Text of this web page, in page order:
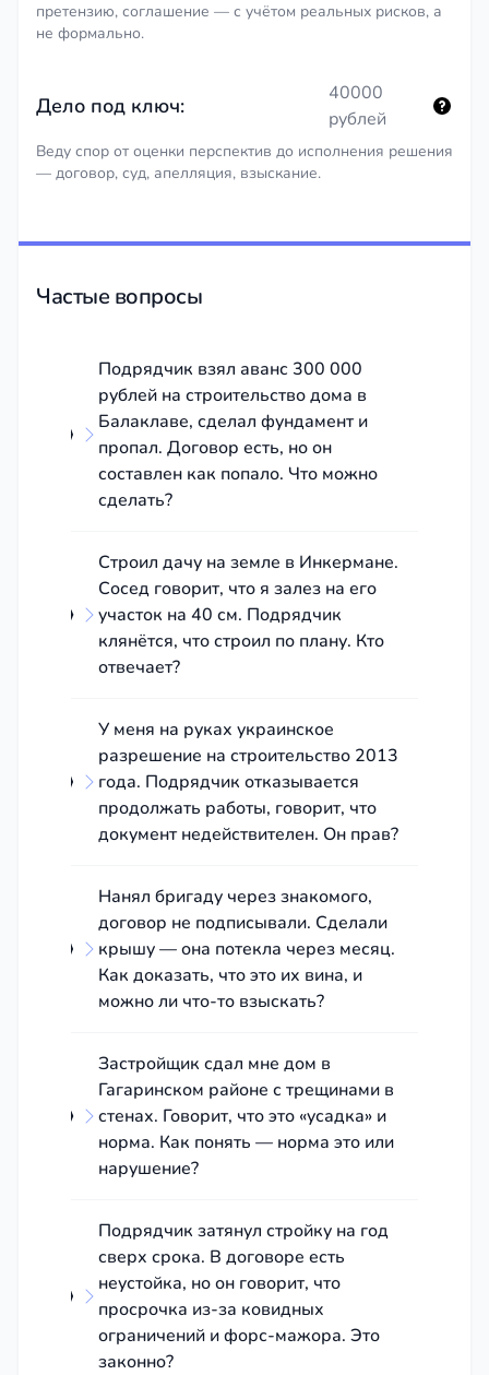
претензию, соглашение — с учётом реальных рисков, а
не формально.
Дело под ключ:
40000
рублей
Веду спор от оценки перспектив до исполнения решения
— договор, суд, апелляция, взыскание.
Частые вопросы
Подрядчик взял аванс 300 000
рублей на строительство дома в
Балаклаве, сделал фундамент и
пропал. Договор есть, но он
составлен как попало. Что можно
сделать?
Строил дачу на земле в Инкермане.
Сосед говорит, что я залез на его
участок на 40 см. Подрядчик
клянётся, что строил по плану. Кто
отвечает?
У меня на руках украинское
разрешение на строительство 2013
года. Подрядчик отказывается
продолжать работы, говорит, что
документ недействителен. Он прав?
Нанял бригаду через знакомого,
договор не подписывали. Сделали
крышу — она потекла через месяц.
Как доказать, что это их вина, и
можно ли что-то взыскать?
Застройщик сдал мне дом в
Гагаринском районе с трещинами в
стенах. Говорит, что это «усадка» и
норма. Как понять — норма это или
нарушение?
Подрядчик затянул стройку на год
сверх срока. В договоре есть
неустойка, но он говорит, что
просрочка из-за ковидных
ограничений и форс-мажора. Это
законно?